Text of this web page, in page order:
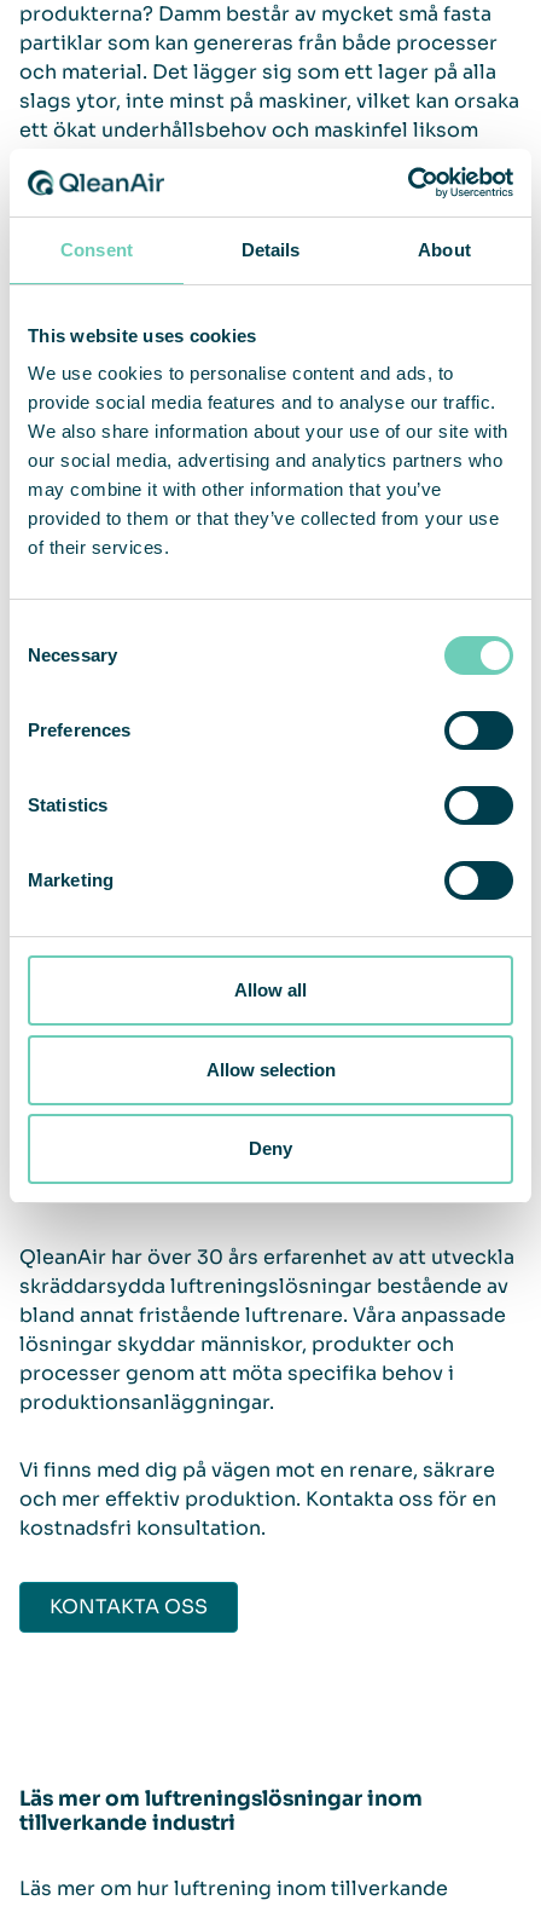
Consent Details About
This website uses cookies
We use cookies to personalise content and ads, to
provide social media features and to analyse our traffic.
We also share information about your use of our site with
our social media, advertising and analytics partners who
may combine it with other information that you’ve
provided to them or that they’ve collected from your use
of their services.
Selection
Necessary
Preferences
Statistics
Marketing
Allow all
Allow selection
Deny
produkterna? Damm består av mycket små fasta
partiklar som kan genereras från både processer
och material. Det lägger sig som ett lager på alla
slags ytor, inte minst på maskiner, vilket kan orsaka
ett ökat underhållsbehov och maskinfel liksom
av fristående luftrenare filtrerar bort stora
mängder damm och andra små partiklar och gaser,
produktionsprocesser.
En investering och strategisk åtgärd
Genom att investera i en luftreningslösning
bestående av fristående luftrenare som
det kan också bidra till att förbättra arbetsmiljön
för dina anställda, kvaliteten på dina produkter och
slutändan även kan inverka på företagets
Vilken luftrenare bör man välja?
Vilken luftrenare som är bäst lämpad beror på
företagets behov, det vill säga vilken typ av
partiklar eller gaser som finns i dina lokaler,
storleken på lokalerna och vilka aktiviteter som
av en expert innan du fattar ett beslut.
Ett steg närmare ren luft
QleanAir har över 30 års erfarenhet av att utveckla
skräddarsydda luftreningslösningar bestående av
bland annat fristående luftrenare. Våra anpassade
lösningar skyddar människor, produkter och
processer genom att möta specifika behov i
produktionsanläggningar.
Vi finns med dig på vägen mot en renare, säkrare
och mer effektiv produktion. Kontakta oss för en
kostnadsfri konsultation.
KONTAKTA OSS
Läs mer om luftreningslösningar inom
tillverkande industri
Läs mer om hur luftrening inom tillverkande